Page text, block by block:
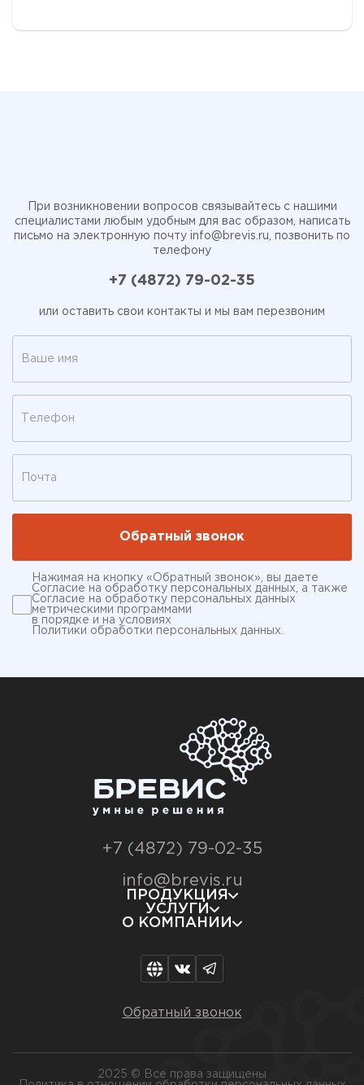
При возникновении вопросов связывайтесь с нашими
специалистами любым удобным для вас образом, написать
письмо на электронную почту info@brevis.ru , позвонить по
телефону
+7 (4872) 79-02-35
или оставить свои контакты и мы вам перезвоним
Нажимая на кнопку «Обратный звонок», вы даете
Согласие на обработку персональных данных , а также
Согласие на обработку персональных данных
метрическими программами
в порядке и на условиях
Политики обработки персональных данных
+7 (4872) 79-02-35
info@brevis.ru
ПРОДУКЦИЯ
УСЛУГИ
О КОМПАНИИ
Обратный звонок
2025 © Все права защищены